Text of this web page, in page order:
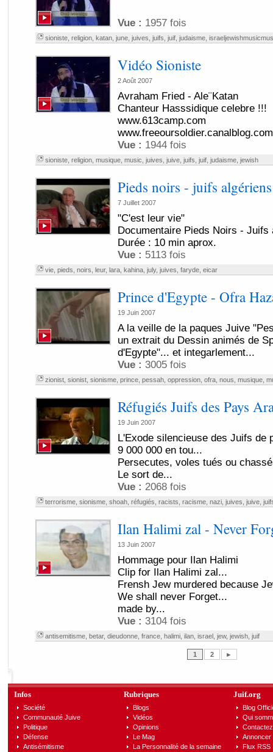
Vue : 1957 fois
sioniste, religion, katan, june, juives juifs juif, judaisme,
Vidéo Sioniste
2 Août 2007
Avraham Fried - Ale¨Katan
Chanteur Hasssidique celebre !!!
www.613camp.com
www.freeoursoldier.canalblog.com
Vue : 1944 fois
sioniste, religion, musique, music juives juive, juifs juif, judaisme, jewish
Pieds noirs - juifs algériens
7 Juillet 2007
"C'est leur vie"
Documentaire Pieds Noirs - Juifs
Durée : 10 min aprox.
Vue : 5113 fois
vie, pieds noirs leur, lara, kahina, july, juives faryde, eicar
Prince d'Egypte - Ofra
19 Juin 2007
A la veille de la paques Juive
un extrait du Dessin animés de
d'Egypte"... et integarlement...
Vue : 3005 fois
zionist, sionist, sionisme, prince, pessah, oppression, ofra, nous musique,
Réfugiés Juifs des Pays
19 Juin 2007
L'Exode silencieuse des Juifs de
9 000 000 en tou...
Persecutes, voles tués ou
Le sort de...
Vue : 2068 fois
terrorisme, sionisme, shoah, réfugiés racists racisme, nazi, juives juive,
Ilan Halimi zal - Never
13 Juin 2007
Hommage pour Ilan Halimi
Clip for Ilan Halimi zal...
Frensh Jew murdered because
We shall never Forget...
made by...
Vue : 3104 fois
antisemitisme, betar, dieudonne, france, halimi, ilan, israel, jew, jewish, juif
1 2 ►
Infos
Société
Communauté Juive
Politique
Défense
Antisémitisme
Rubriques
Blogs
Vidéos
Opinions
Le Mag
La Personnalité de la semaine
Juif.org
Blog
Qui
Annoncer
Flux RSS